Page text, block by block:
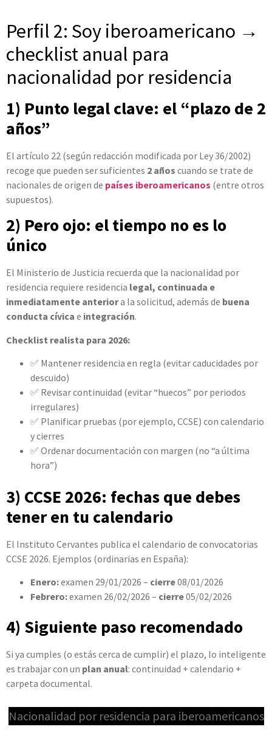
Perfil 2: Soy iberoamericano →
checklist anual para
nacionalidad por residencia
1) Punto legal clave: el “plazo de 2
años”
El artículo 22 (según redacción modificada por Ley 36/2002)
recoge que pueden ser suficientes 2 años cuando se trate de
nacionales de origen de países iberoamericanos (entre otros
supuestos).
2) Pero ojo: el tiempo no es lo
único
El Ministerio de Justicia recuerda que la nacionalidad por
residencia requiere residencia legal, continuada e
inmediatamente anteriora la solicitud, además de buena
conducta cívica e integración.
Checklist realista para 2026:
✅ Mantener residencia en regla (evitar caducidades por
descuido)
✅ Revisar continuidad (evitar “huecos” por periodos
irregulares)
✅ Planificar pruebas (por ejemplo, CCSE) con calendario
y cierres
✅ Ordenar documentación con margen (no “a última
hora”)
3) CCSE 2026: fechas que debes
tener en tu calendario
El Instituto Cervantes publica el calendario de convocatorias
CCSE 2026. Ejemplos (ordinarias en España):
Enero:examen 29/01/2026 – cierre08/01/2026
Febrero:examen 26/02/2026 – cierre05/02/2026
4) Siguiente paso recomendado
Si ya cumples (o estás cerca de cumplir) el plazo, lo inteligente
es trabajar con un plan anual: continuidad + calendario +
carpeta documental.
Nacionalidad por residencia para iberoamericanos